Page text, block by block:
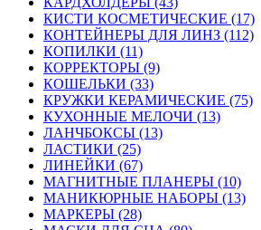
КИСТИ КОСМЕТИЧЕСКИЕ (17)
КОНТЕЙНЕРЫ ДЛЯ ЛИНЗ (112)
КОПИЛКИ (11)
КОРРЕКТОРЫ (9)
КОШЕЛЬКИ (33)
КРУЖКИ КЕРАМИЧЕСКИЕ (75)
КУХОННЫЕ МЕЛОЧИ (13)
ЛАНЧБОКСЫ (13)
ЛАСТИКИ (25)
ЛИНЕЙКИ (67)
МАГНИТНЫЕ ПЛАНЕРЫ (10)
МАНИКЮРНЫЕ НАБОРЫ (13)
МАРКЕРЫ (28)